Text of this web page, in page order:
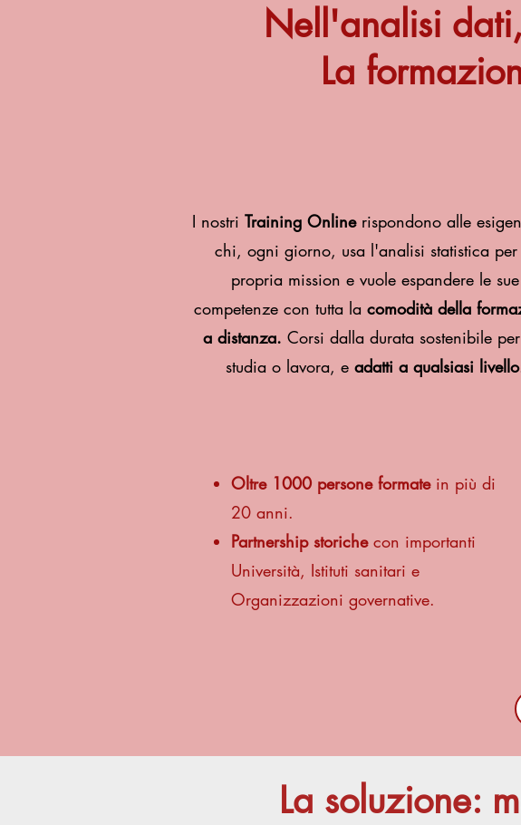
Nell'analisi
La
I nostri Training Onlinerispondono alle
chi, ogni giorno, usa l'analisi statistica
propria mission e vuole espandere le sue
competenze con tutta la comodità della
a distanza. Corsi dalla durata sostenibile
studia o lavora, e adatti a qualsiasi livello
Oltre 1000 persone formatein più di
20 anni.
Partnership storichecon importanti
Università, Istituti sanitari e
Organizzazioni governative.
La soluzione: